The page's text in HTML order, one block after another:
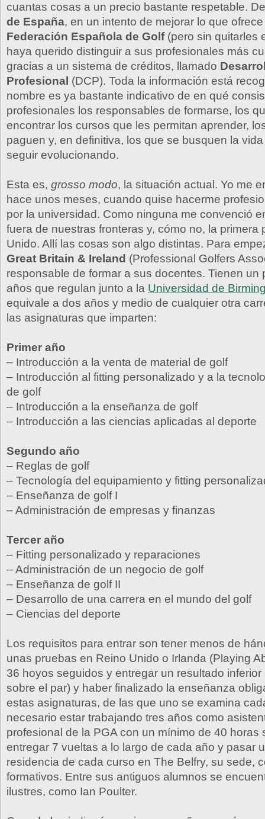
cuantas cosas a un precio bastante respetable.
de España, en un intento de mejorar lo que
Federación Española de Golf(pero sin quitarles
haya querido distinguir a sus profesionales más
gracias a un sistema de créditos, llamado
Profesional (DCP). Toda la información está
nombre es ya bastante indicativo de en qué
profesionales los responsables de formarse, los
encontrar los cursos que les permitan aprender,
paguen y, en definitiva, los que se busquen la
seguir evolucionando.
Esta es, grosso modo, la situación actual. Yo me
hace unos meses, cuando quise hacerme
por la universidad. Como ninguna me convenció
fuera de nuestras fronteras y, cómo no, la primera
Unido. Allí las cosas son algo distintas. Para
Great Britain & Ireland (Professional Golfers
responsable de formar a sus docentes. Tienen un
años que regulan junto a la Universidad de
equivale a dos años y medio de cualquier otra
las asignaturas que imparten:
Primer año
– Introducción a la venta de material de golf
– Introducción al fitting personalizado y a la
de golf
– Introducción a la enseñanza de golf
– Introducción a las ciencias aplicadas al deporte
Segundo año
– Reglas de golf
– Tecnología del equipamiento y fitting
– Enseñanza de golf I
– Administración de empresas y finanzas
Tercer año
– Fitting personalizado y reparaciones
– Administración de un negocio de golf
– Enseñanza de golf II
– Desarrollo de una carrera en el mundo del golf
– Ciencias del deporte
Los requisitos para entrar son tener menos de
unas pruebas en Reino Unido o Irlanda (Playing
36 hoyos seguidos y entregar un resultado
sobre el par) y haber finalizado la enseñanza
estas asignaturas, de las que uno se examina
necesario estar trabajando tres años como
profesional de la PGA con un mínimo de 40 horas
entregar 7 vueltas a lo largo de cada año y pasar
residencia de cada curso en The Belfry, su sede,
formativos. Entre sus antiguos alumnos se
ilustres, como Ian Poulter.